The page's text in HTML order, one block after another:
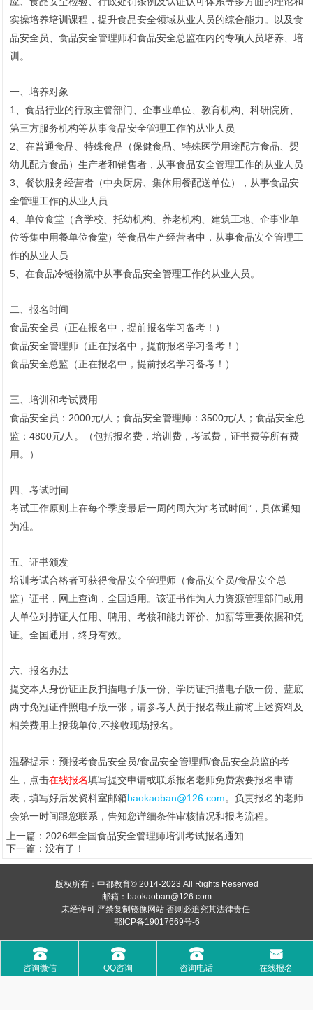
实操培养培训课程，提升食品安全领域从业人员的综合能力。以及食
品安全员、食品安全管理师和食品安全总监在内的专项人员培养、培
训。
一、培养对象
1、食品行业的行政主管部门、企事业单位、教育机构、科研院所、
第三方服务机构等从事食品安全管理工作的从业人员
2、在普通食品、特殊食品（保健食品、特殊医学用途配方食品、婴
幼儿配方食品）生产者和销售者，从事食品安全管理工作的从业人员
3、餐饮服务经营者（中央厨房、集体用餐配送单位），从事食品安
全管理工作的从业人员
4、单位食堂（含学校、托幼机构、养老机构、建筑工地、企事业单
位等集中用餐单位食堂）等食品生产经营者中，从事食品安全管理工
作的从业人员
5、在食品冷链物流中从事食品安全管理工作的从业人员。
二、报名时间
食品安全员（正在报名中，提前报名学习备考！）
食品安全管理师（正在报名中，提前报名学习备考！）
食品安全总监（正在报名中，提前报名学习备考！）
三、培训和考试费用
食品安全员：2000元/人； 食品安全管理师：3500元/人； 食品安全总
监：4800元/人。（包括报名费，培训费，考试费，证书费等所有费
用。
）
四、考试时间
考试工作原则上在每个季度最后一周的周六为“考试时间”，具体通知
为准。
五、证书颁发
培训考试合格者可获得食品安全管理师（食品安全员/食品安全总
监）证书，网上查询，全国通用。该证书作为人力资源管理部门或用
人单位对持证人任用、聘用、考核和能力评价、加薪等重要依据和凭
证。全国通用，终身有效。
六、报名办法
提交本人身份证正反扫描电子版一份、学历证扫描电子版一份、蓝底
两寸免冠证件照电子版一张，请参考人员于报名截止前将上述资料及
相关费用上报我单位,不接收现场报名。
温馨提示：预报考食品安全员/食品安全管理师/食品安全总监的考
生，点击在线报名填写提交申请或联系报名老师免费索要报名申请
表，填写好后发资料室邮箱baokaoban@126.com。负责报名的老师
会第一时间跟您联系，告知您详细条件审核情况和报考流程。
上一篇： 2026年全国食品安全管理师培训考试报名通知
下一篇：没有了！
版权所有：中都教育© 2014-2023 All Rights Reserved
邮箱：baokaoban@126.com
未经许可 严禁复制镜像网站 否则必追究其法律责任
鄂ICP备19017669号-6
󰇯
咨询微信
󰇯
QQ咨询
󰇯
咨询电话
󰄸
在线报名